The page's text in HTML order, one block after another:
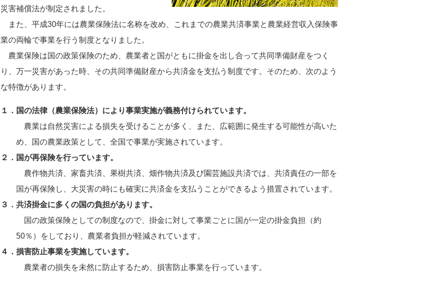
災害補償法が制定されました。
また、平成30年には農業保険法に名称を改め、これまでの農業共済事業と農業経営収入保険事
業の両輪で事業を行う制度となりました。
農業保険は国の政策保険のため、農業者と国がともに掛金を出し合って共同準備財産をつく
り、万一災害があった時、その共同準備財産から共済金を支払う制度です。そのため、次のよう
な特徴があります。
１．国の法律（農業保険法）により事業実施が義務付けられています。
農業は自然災害による損失を受けることが多く、また、広範囲に発生する可能性が高いた
め、国の農業政策として、全国で事業が実施されています。
２．国が再保険を行っています。
農作物共済、家畜共済、果樹共済、畑作物共済及び園芸施設共済では、共済責任の一部を
国が再保険し、大災害の時にも確実に共済金を支払うことができるよう措置されています。
３．共済掛金に多くの国の負担があります。
国の政策保険としての制度なので、掛金に対して事業ごとに国が一定の掛金負担（約
50％）をしており、農業者負担が軽減されています。
４．損害防止事業を実施しています。
農業者の損失を未然に防止するため、損害防止事業を行っています。